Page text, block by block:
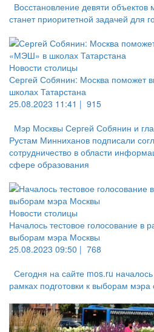
Восстановление девяти объектов
станет приоритетной задачей для
Новости столицы
Сергей Собянин: Москва поможет
школах Татарстана
25.08.2023 11:41 | 915
Мэр Москвы Сергей Собянин и
Рустам Минниханов подписали
сотрудничество в области
сфере образования
Новости столицы
Началось тестовое голосование в
выборам мэра Москвы
25.08.2023 09:50 | 768
Сегодня на сайте mos.ru
рамках подготовки к выборам мэра